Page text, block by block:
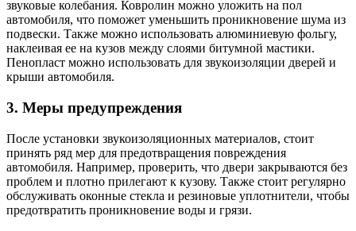
звуковые колебания. Ковролин можно уложить на пол
автомобиля, что поможет уменьшить проникновение шума из
подвески. Также можно использовать алюминиевую фольгу,
наклеивая ее на кузов между слоями битумной мастики.
Пенопласт можно использовать для звукоизоляции дверей и
крыши автомобиля.
3. Меры предупреждения
После установки звукоизоляционных материалов, стоит
принять ряд мер для предотвращения повреждения
автомобиля. Например, проверить, что двери закрываются без
проблем и плотно прилегают к кузову. Также стоит регулярно
обслуживать оконные стекла и резиновые уплотнители, чтобы
предотвратить проникновение воды и грязи.